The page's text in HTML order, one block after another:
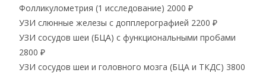
Фолликулометрия (1 исследование) 2000 ₽
УЗИ слюнные железы с допплерографией 2200 ₽
УЗИ сосудов шеи (БЦА) с функциональными пробами
2800 ₽
УЗИ сосудов шеи и головного мозга (БЦА и ТКДС) 3800